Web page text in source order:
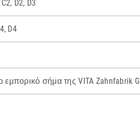
D2, D3
D4
εμπορικό σήμα της VITA Zahnfabrik